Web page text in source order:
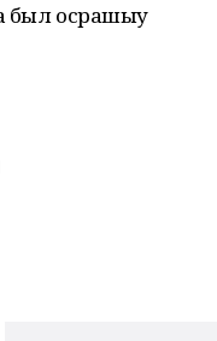
был осрашыу